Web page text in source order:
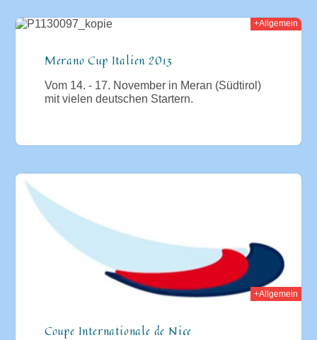
+Allgemein
Merano Cup Italien 2013
Vom 14. - 17. November in Meran (Südtirol)
mit vielen deutschen Startern.
+Allgemein
Coupe Internationale de Nice